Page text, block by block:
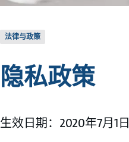
法律与政策
隐私政策
生效日期：2020年7月1日